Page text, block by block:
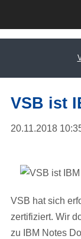
VSB ist
20.11.2018
VSB hat sich
zertifiziert. Wir
zu IBM Notes